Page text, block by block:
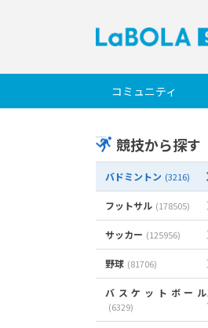
コミュニティ
競技から探す
バドミントン (3216)
フットサル (178505)
サッカー (125956)
野球 (81706)
バスケットボール
(6329)